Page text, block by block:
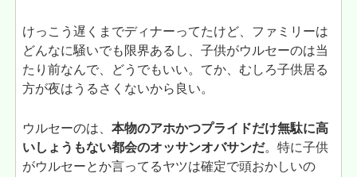
けっこう遅くまでディナーってたけど、ファミリーは
どんなに騒いでも限界あるし、子供がウルセーのは当
たり前なんで、どうでもいい。てか、むしろ子供居る
方が夜はうるさくないから良い。
ウルセーのは、本物のアホかつプライドだけ無駄に高
いしょうもない都会のオッサンオバサンだ。特に子供
がウルセーとか言ってるヤツは確定で頭おかしいの